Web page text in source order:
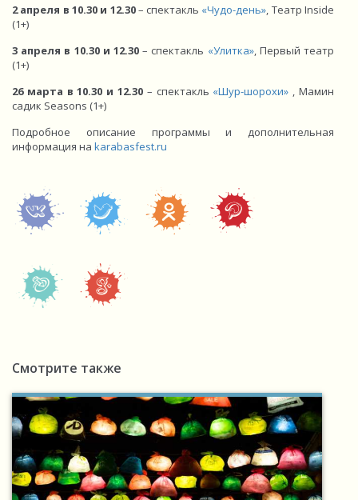
2 апреля в 10.30 и 12.30– спектакль «Чудо-день», Театр Inside
(1+)
3 апреля в 10.30 и 12.30 – спектакль «Улитка», Первый театр
(1+)
26 марта в 10.30 и 12.30 – спектакль «Шур-шорохи» , Мамин
садик Seasons (1+)
Подробное описание программы и дополнительная
информация на karabasfest.ru
Смотрите также